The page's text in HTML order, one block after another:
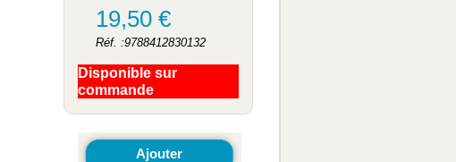
19,50 €
Réf. :9788412830132
Disponible sur
commande
Ajouter